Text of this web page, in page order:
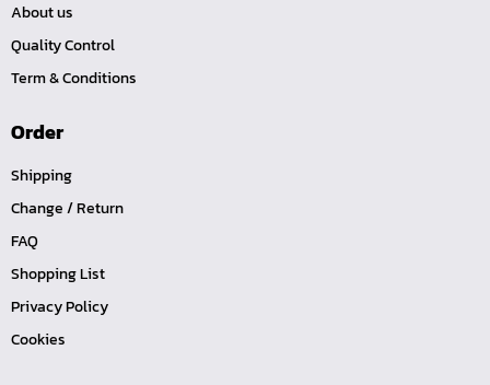
หน้าแปลนเหล็กบอด JEF 10K FF ชุบกัลวาไนซ์
หน้าแปลนเหล็กบอด JEF 150P RF ชุบกัลวาไนซ์
หน้าแปลนเชื่อมเหล็ก JEF 150P RF ชุบกัลวาไนซ์
หน้าแปลนเชื่อมเหล็ก JEF PN16 RF
หน้าแปลนเชื่อมเหล็ก JEF 300P RF
คีมตัดสายเคเบิ้ล
คีมย้ำสายไฟ
คีมล๊อค
About us
Quality Control
Term & Conditions
Order
Shipping
Change / Return
FAQ
Shopping List
Privacy Policy
Cookies